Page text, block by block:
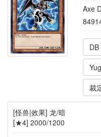
Axe
DB
裁
[怪兽|效果] 龙/暗
[★4] 2000/1200